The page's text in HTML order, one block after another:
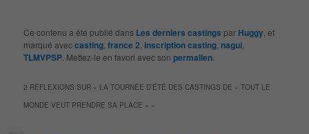
Ce contenu a été publié dans Les derniers castings par Huggy , et
marqué aveccasting ,france 2 inscription casting nagui
TLMVPSP . Mettez-le en favori avec sonpermalien
2 RÉFLEXIONS SUR « LA TOURNÉE D’ÉTÉ DES CASTINGS DE « TOUT LE
MONDE VEUT PRENDRE SA PLACE » »